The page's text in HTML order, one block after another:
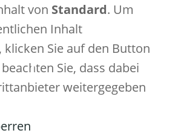
von Standard. Um
Inhalt
klicken Sie auf den Button
Sie, dass dabei
weitergegeben